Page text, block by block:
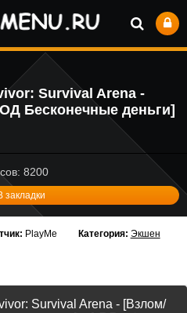
Survival Arena -
Бесконечные деньги]
8200
закладки
PlayMe
Категория: Экшен
Survival Arena - [Взлом/